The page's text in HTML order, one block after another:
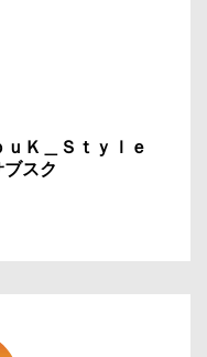
ｕＫ＿Ｓｔｙｌｅ
スク